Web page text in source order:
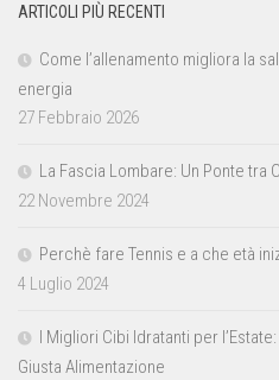
ARTICOLI PIÙ RECENTI
Come l’allenamento migliora la
energia
27 Febbraio 2026
La Fascia Lombare: Un Ponte tra
22 Novembre 2024
Perchè fare Tennis e a che età
4 Luglio 2024
I Migliori Cibi Idratanti per
Giusta Alimentazione